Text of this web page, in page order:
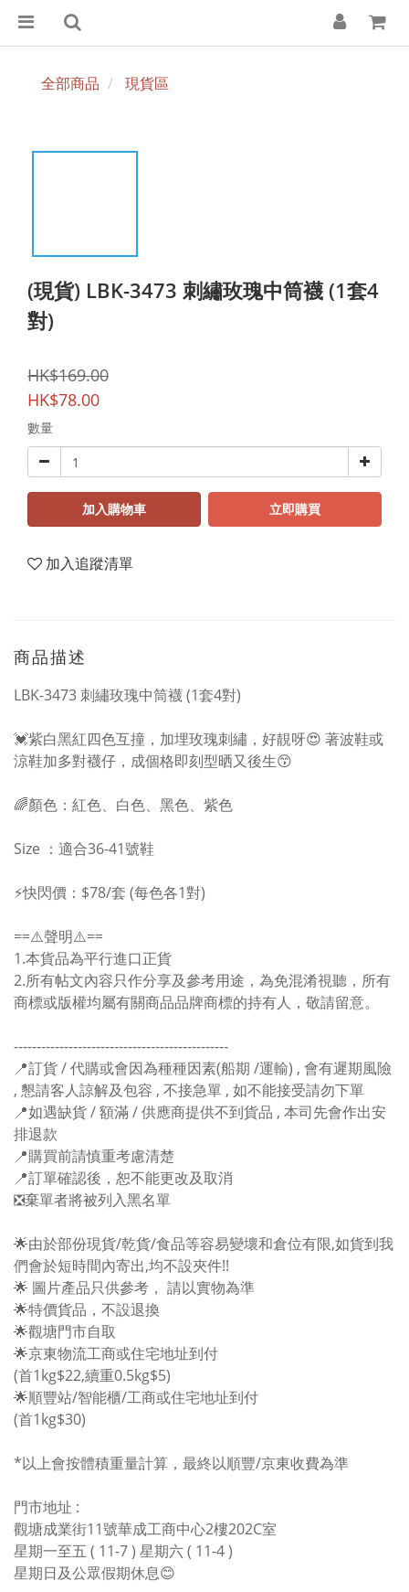
全部商品 現貨區
(現貨) LBK-3473 刺繡玫瑰中筒襪 (1套4
對)
HK$169.00
HK$78.00
數量
加入購物車 立即購買
加入追蹤清單
商品描述
LBK-3473 刺繡玫瑰中筒襪 (1套4對)
💓紫白黑紅四色互撞，加埋玫瑰刺繡，好靚呀😍 著波鞋或
涼鞋加多對襪仔，成個格即刻型晒又後生😙
🌈顏色：紅色、白色、黑色、紫色
Size ：適合36-41號鞋
⚡️快閃價：$78/套 (每色各1對)
==⚠️聲明⚠️==
1.本貨品為平行進口正貨
2.所有帖文內容只作分享及參考用途，為免混淆視聽，所有
商標或版權均屬有關商品品牌商標的持有人，敬請留意。
-----------------------------------------------
📍訂貨 / 代購或會因為種種因素(船期 /運輸) , 會有遲期風險
, 懇請客人諒解及包容 , 不接急單 , 如不能接受請勿下單
📍如遇缺貨 / 額滿 / 供應商提供不到貨品 , 本司先會作出安
排退款
📍購買前請慎重考慮清楚
📍訂單確認後，恕不能更改及取消
❎棄單者將被列入黑名單
🌟由於部份現貨/乾貨/食品等容易變壞和倉位有限,如貨到我
們會於短時間內寄出,均不設夾件!!
🌟 圖片產品只供參考， 請以實物為準
🌟特價貨品，不設退換
🌟觀塘門市自取
🌟京東物流工商或住宅地址到付
(首1kg$22,續重0.5kg$5)
🌟順豐站/智能櫃/工商或住宅地址到付
(首1kg$30)
*以上會按體積重量計算，最終以順豐/京東收費為準
門市地址 :
觀塘成業街11號華成工商中心2樓202C室
星期一至五 ( 11-7 ) 星期六 ( 11-4 )
星期日及公眾假期休息😊